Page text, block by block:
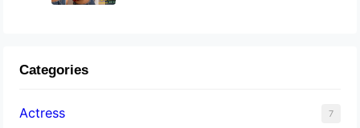
Categories
Actress 7